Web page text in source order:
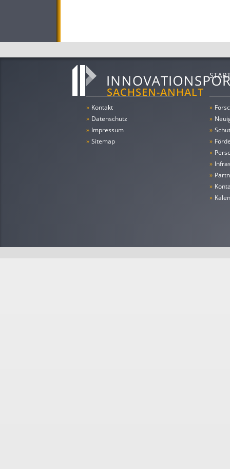
» Kontakt
» Datenschutz
» Impressum
» Sitemap
»
»
»
»
»
»
»
»
»